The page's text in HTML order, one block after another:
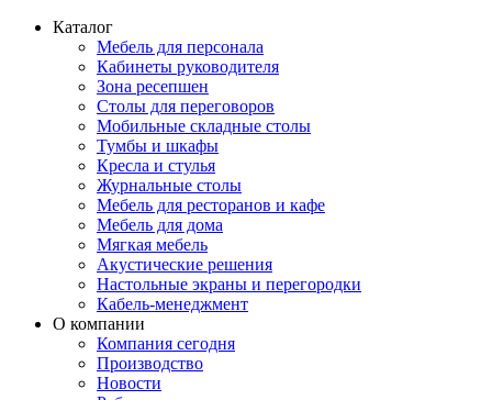
Каталог
Мебель для персонала
Кабинеты руководителя
Зона ресепшен
Столы для переговоров
Мобильные складные столы
Тумбы и шкафы
Кресла и стулья
Журнальные столы
Мебель для ресторанов и кафе
Мебель для дома
Мягкая мебель
Акустические решения
Настольные экраны и перегородки
Кабель-менеджмент
О компании
Компания сегодня
Производство
Новости